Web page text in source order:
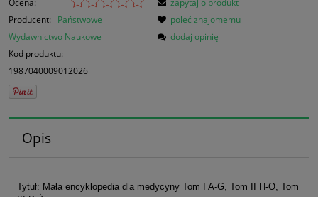
Ocena:
Producent:
Państwowe
Wydawnictwo Naukowe
Kod produktu:
1987040009012026
zapytaj o produkt
poleć znajomemu
dodaj opinię
Opis
Tytuł: Mała encyklopedia dla medycyny Tom I A-G, Tom II H-O, Tom